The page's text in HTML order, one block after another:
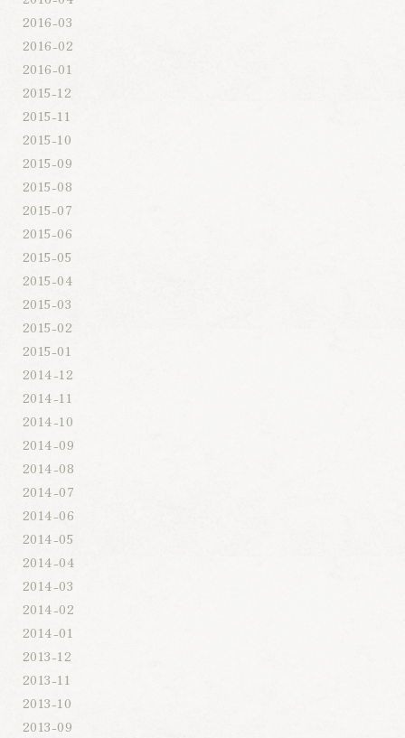
2016-03
2016-02
2016-01
2015-12
2015-11
2015-10
2015-09
2015-08
2015-07
2015-06
2015-05
2015-04
2015-03
2015-02
2015-01
2014-12
2014-11
2014-10
2014-09
2014-08
2014-07
2014-06
2014-05
2014-04
2014-03
2014-02
2014-01
2013-12
2013-11
2013-10
2013-09